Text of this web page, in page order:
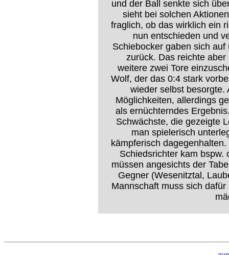
und der Ball senkte sich
sieht bei solchen
fraglich, ob das wirklich ein
nun entschieden und
Schiebocker gaben sich
zurück. Das reichte
weitere zwei Tore
Wolf, der das 0:4 stark
wieder selbst besorgte.
Möglichkeiten, allerdings
als ernüchterndes
Schwächste, die gezeigte
man spielerisch
kämpferisch
Schiedsrichter kam bspw.
müssen angesichts der
Gegner (Wesenitztal,
Mannschaft muss sich